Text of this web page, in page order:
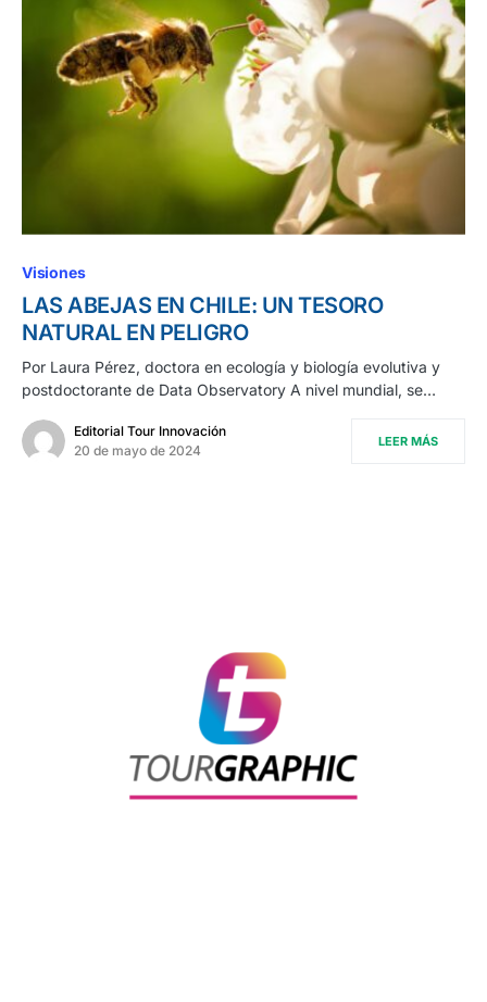
Visiones
LAS ABEJAS EN CHILE: UN TESORO
NATURAL EN PELIGRO
Por Laura Pérez, doctora en ecología y biología evolutiva y
postdoctorante de Data Observatory A nivel mundial, se…
Editorial Tour Innovación
20 de mayo de 2024
LEER MÁS